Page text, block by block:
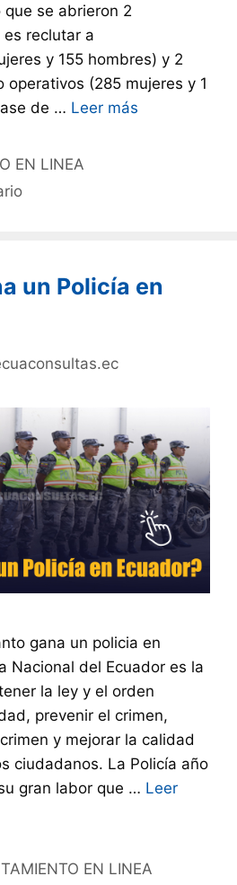
se abrieron 2
reclutar a
y 155 hombres) y 2
operativos (285 mujeres y 1
de … Leer más
EN LINEA
un Policía en
gana un policia en
Nacional del Ecuador es la
la ley y el orden
prevenir el crimen,
y mejorar la calidad
ciudadanos. La Policía año
gran labor que … Leer
EN LINEA